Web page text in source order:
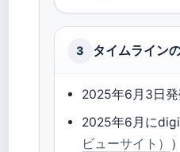
3 タイムライン
2025年6月3日発
2025年6月に
ビューサイト） ）